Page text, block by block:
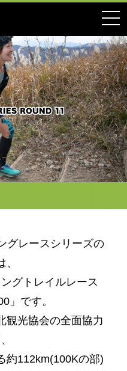
グレースシリーズの
グトレイルレース
」です。
観光協会の全面協力
約112km(100Kの部)